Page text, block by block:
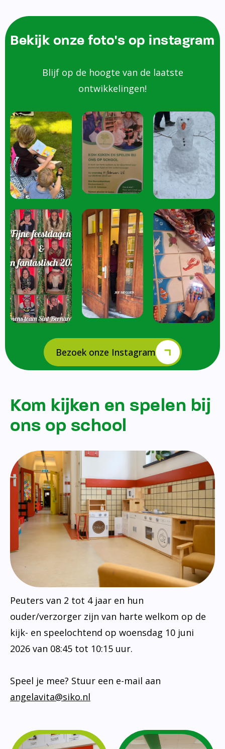
Bekijk onze foto's op instagram
Blijf op de hoogte van de laatste
ontwikkelingen!
Bezoek onze Instagram
Kom kijken en spelen bij
ons op school
Peuters van 2 tot 4 jaar en hun
ouder/verzorger zijn van harte welkom op de
kijk- en speelochtend op woensdag 10 juni
2026 van 08:45 tot 10:15 uur.
Speel je mee? Stuur een e-mail aan
angelavita@siko.nl